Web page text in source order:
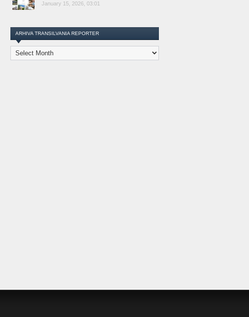
January 15, 2026, 03:01
ARHIVA TRANSILVANIA REPORTER
Arhiva
Transilvania